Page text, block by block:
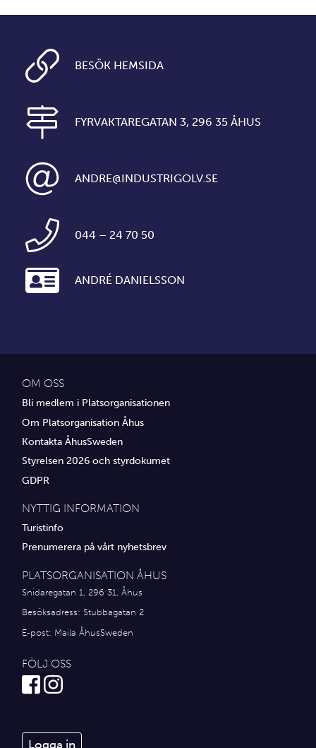
BESÖK HEMSIDA
FYRVAKTAREGATAN 3, 296 35 ÅHUS
ANDRE@INDUSTRIGOLV.SE
044 – 24 70 50
ANDRÉ DANIELSSON
OM OSS
Bli medlem i Platsorganisationen
Om Platsorganisation Åhus
Kontakta ÅhusSweden
Styrelsen 2026 och styrdokumet
GDPR
NYTTIG INFORMATION
Turistinfo
Prenumerera på vårt nyhetsbrev
PLATSORGANISATION ÅHUS
Snidaregatan 1, 296 31, Åhus
Besöksadress: Stubbagatan 2
E-post: Maila ÅhusSweden
FÖLJ OSS
Logga in